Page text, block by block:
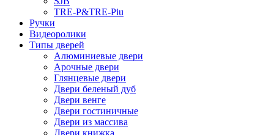
TRE-P&TRE-Piu
Ручки
Видеоролики
Типы дверей
Алюминиевые двери
Арочные двери
Глянцевые двери
Двери беленый дуб
Двери венге
Двери гостиничные
Двери из массива
Двери книжка